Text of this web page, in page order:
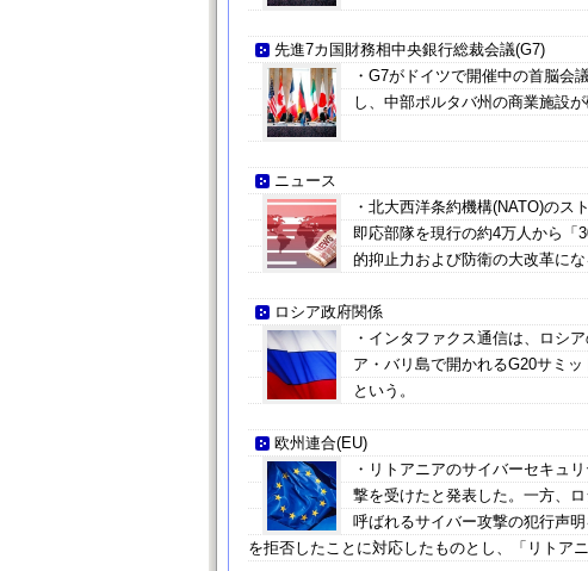
先進7カ国財務相中央銀行総裁会議(G7)
・G7がドイツで開催中の首脳会
し、中部ポルタバ州の商業施設
ニュース
・北大西洋条約機構(NATO)のス
即応部隊を現行の約4万人から「
的抑止力および防衛の大改革にな
ロシア政府関係
・インタファクス通信は、ロシ
ア・バリ島で開かれるG20サミ
という。
欧州連合(EU)
・リトアニアのサイバーセキュ
撃を受けたと発表した。一方、
呼ばれるサイバー攻撃の犯行声
を拒否したことに対応したものとし、「リトア